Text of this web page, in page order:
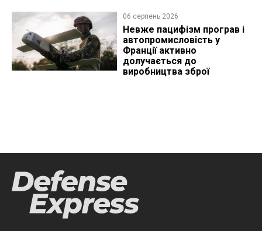
06 серпень 2026
Невже пацифізм програв і
автопромисловість у
Франції активно
долучається до
виробництва зброї